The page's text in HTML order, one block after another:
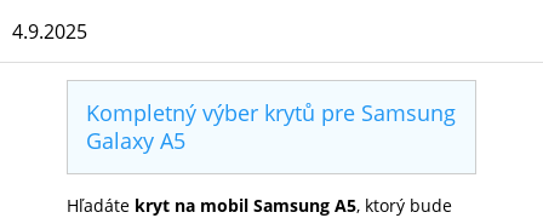
MOBIL
4.9.2025
Kompletný výber krytů pre Samsung
Galaxy A5
Hľadáte kryt na mobil Samsung A5, ktorý bude